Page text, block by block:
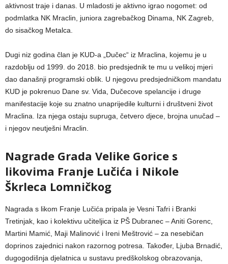
aktivnost traje i danas. U mladosti je aktivno igrao nogomet: od
podmlatka NK Mraclin, juniora zagrebačkog Dinama, NK Zagreb,
do sisačkog Metalca.
Dugi niz godina član je KUD-a „Dučec“ iz Mraclina, kojemu je u
razdoblju od 1999. do 2018. bio predsjednik te mu u velikoj mjeri
dao današnji programski oblik. U njegovu predsjedničkom mandatu
KUD je pokrenuo Dane sv. Vida, Dučecove spelancije i druge
manifestacije koje su znatno unaprijedile kulturni i društveni život
Mraclina. Iza njega ostaju supruga, četvero djece, brojna unučad –
i njegov neutješni Mraclin.
Nagrade Grada Velike Gorice s
likovima Franje Lučića i Nikole
Škrleca Lomničkog
Nagrada s likom Franje Lučića pripala je Vesni Tafri i Branki
Tretinjak, kao i kolektivu učiteljica iz PŠ Dubranec – Aniti Gorenc,
Martini Mamić, Maji Malinović i Ireni Meštrović – za nesebičan
doprinos zajednici nakon razornog potresa. Također, Ljuba Brnadić,
dugogodišnja djelatnica u sustavu predškolskog obrazovanja,